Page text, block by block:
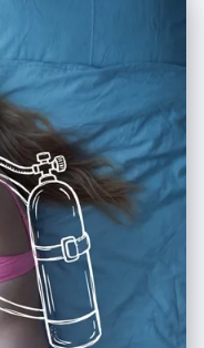
macro details,
--ar 16:9 --stylize
tilted back and
legs",
the moment, eyes
neckline",
on fingers",
the right" } },
bluebells, cornflowers,